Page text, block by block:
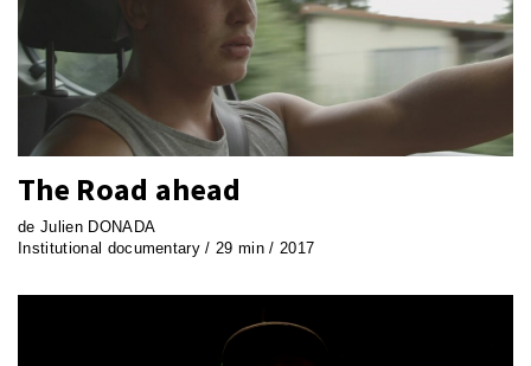
The Road ahead
de Julien DONADA
Institutional documentary / 29 min / 2017